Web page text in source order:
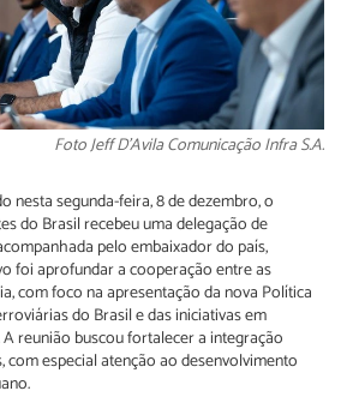
Foto Jeff D’Avila Comunicação Infra S.A.
nesta segunda-feira, 8 de dezembro, o
do Brasil recebeu uma delegação de
pelo embaixador do país,
foi aprofundar a cooperação entre as
com foco na apresentação da nova Política
do Brasil e das iniciativas em
reunião buscou fortalecer a integração
com especial atenção ao desenvolvimento